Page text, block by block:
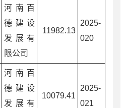
河南百
德建设
发展有
限公司
11982.13
2025-
020
河南百
德建设
发展有
10079.41
2025-
021